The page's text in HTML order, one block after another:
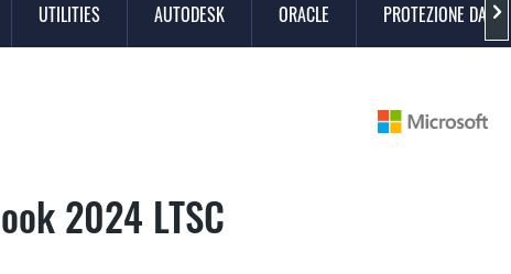
UTILITIES AUTODESK ORACLE PROTEZIONE DAI
2024 LTSC